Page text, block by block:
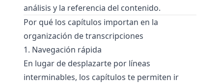
análisis y la referencia del contenido.
Por qué los capítulos importan en la
organización de transcripciones
1. Navegación rápida
En lugar de desplazarte por líneas
interminables, los capítulos te permiten ir